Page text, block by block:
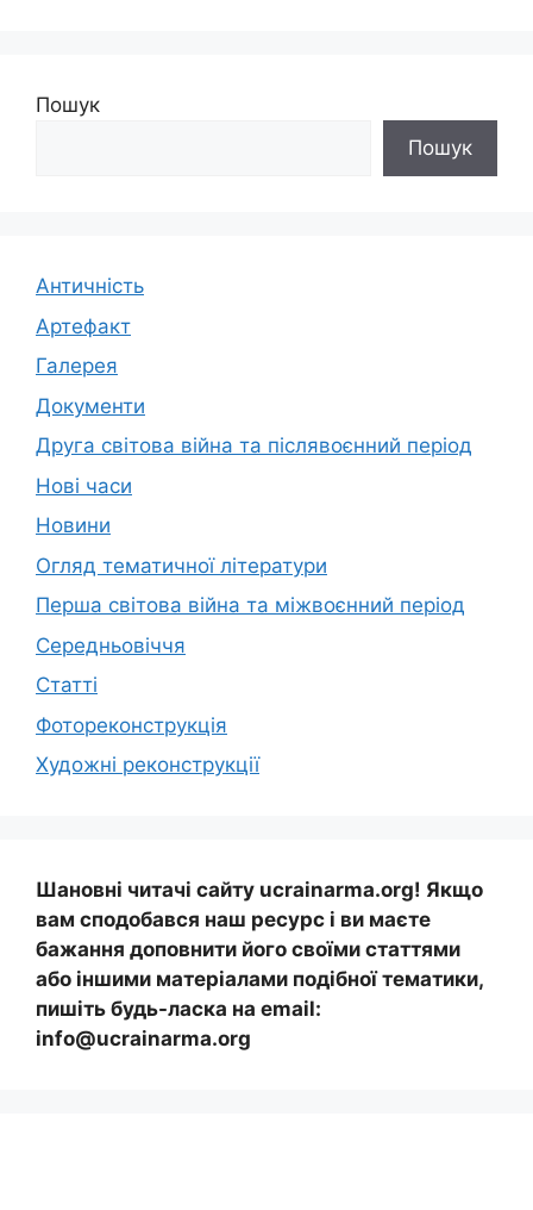
Пошук
Пошук
Античність
Артефакт
Галерея
Документи
Друга світова війна та післявоєнний період
Нові часи
Новини
Огляд тематичної літератури
Перша світова війна та міжвоєнний період
Середньовіччя
Статті
Фотореконструкція
Художні реконструкції
Шановні читачі сайту ucrainarma.org! Якщо
вам сподобався наш ресурс і ви маєте
бажання доповнити його своїми статтями
або іншими матеріалами подібної тематики,
пишіть будь-ласка на email:
info@ucrainarma.org